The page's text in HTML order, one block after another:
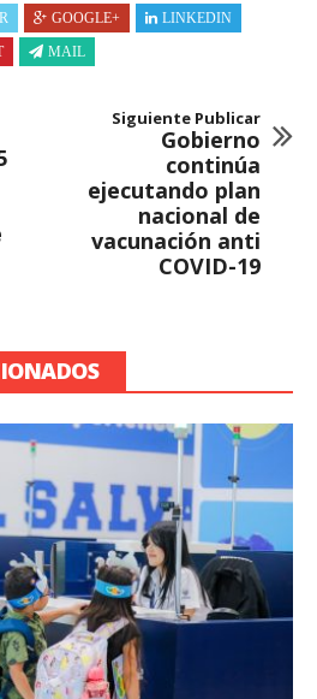
GOOGLE+
LINKEDIN
MAIL
Siguiente Publicar
Gobierno
continúa
ejecutando plan
nacional de
vacunación anti
COVID-19